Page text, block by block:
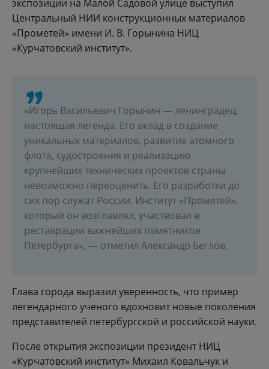
экспозиции на Малой Садовой улице выступил
Центральный НИИ конструкционных материалов
«Прометей» имени И. В. Горынина НИЦ
«Курчатовский институт».
«Игорь Васильевич Горынин — ленинградец,
настоящая легенда. Его вклад в создание
уникальных материалов, развитие атомного
флота, судостроения и реализацию
крупнейших технических проектов страны
невозможно переоценить. Его разработки до
сих пор служат России. Институт «Прометей»,
который он возглавлял, участвовал в
реставрации важнейших памятников
Петербурга», — отметил Александр Беглов.
Глава города выразил уверенность, что пример
легендарного ученого вдохновит новые поколения
представителей петербургской и российской науки.
После открытия экспозиции президент НИЦ
«Курчатовский институт» Михаил Ковальчук и